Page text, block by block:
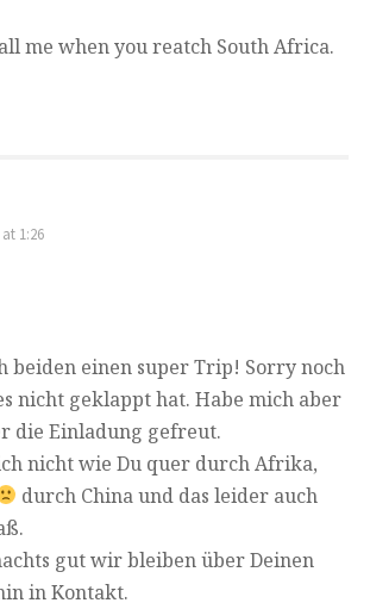
me when you reatch South Africa.
1:26
beiden einen super Trip! Sorry noch
nicht geklappt hat. Habe mich aber
die Einladung gefreut.
nicht wie Du quer durch Afrika,
durch China und das leider auch
gut wir bleiben über Deinen
in Kontakt.